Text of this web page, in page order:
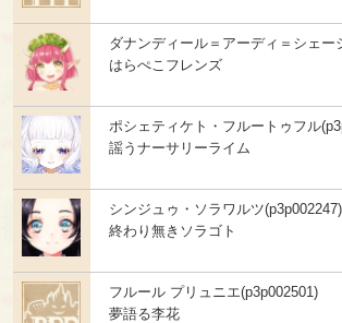
ダナンディール＝アーディ＝シェー
はらぺこフレンズ
ポシェティケト・フルートゥフル
謡うナーサリーライム
シンジュゥ・ソラワルツ(p3p002247)
終わり無きソラゴト
フルール プリュニエ(p3p002501)
夢語る李花